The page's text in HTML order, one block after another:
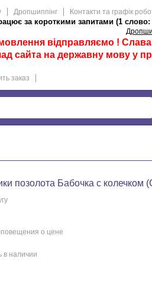
Дропшиппінг Контакти та графік
за короткими запитами (1 слово:
відправляємо ! Слава
сайта на державну мову у
заказ
позолота Бабочка с колечком
о цене
в наличии